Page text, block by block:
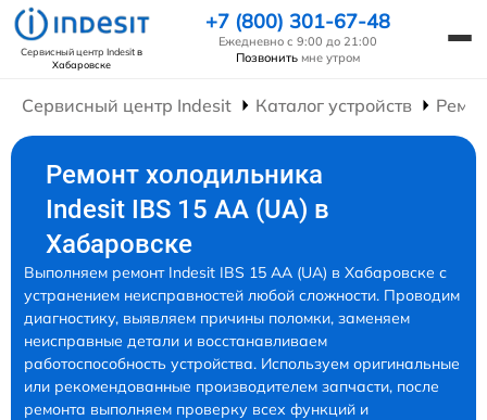
Сервисный центр Indesitв
Хабаровске
+7 (800) 301-67-48
Ежедневно с 9:00 до 21:00
Позвонить мне утром
Сервисный центр Indesit Каталог устройств
Ремонт холодильника
Indesit IBS 15 AA (UA) в
Хабаровске
Выполняем ремонт Indesit IBS 15 AA (UA) в Хабаровске с
устранением неисправностей любой сложности. Проводим
диагностику, выявляем причины поломки, заменяем
неисправные детали и восстанавливаем
работоспособность устройства. Используем оригинальные
или рекомендованные производителем запчасти, после
ремонта выполняем проверку всех функций и